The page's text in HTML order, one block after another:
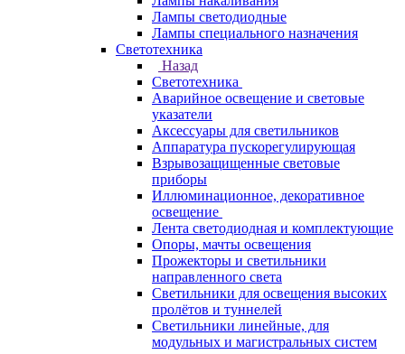
Лампы светодиодные
Лампы специального назначения
Светотехника
Назад
Светотехника
Аварийное освещение и световые
указатели
Аксессуары для светильников
Аппаратура пускорегулирующая
Взрывозащищенные световые
приборы
Иллюминационное, декоративное
освещение
Лента светодиодная и комплектующие
Опоры, мачты освещения
Прожекторы и светильники
направленного света
Светильники для освещения высоких
пролётов и туннелей
Светильники линейные, для
модульных и магистральных систем